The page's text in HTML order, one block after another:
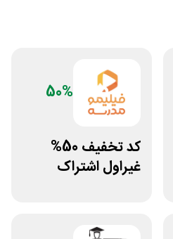
50%
کد تخفیف 50%
غیراول اشتراک